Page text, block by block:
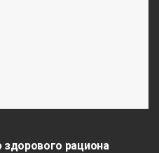
рациона